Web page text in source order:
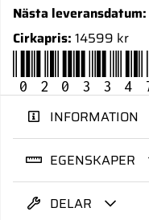
Nästa leveransdatum:
Cirkapris: 14599 kr
INFORMATION
EGENSKAPER
DELAR